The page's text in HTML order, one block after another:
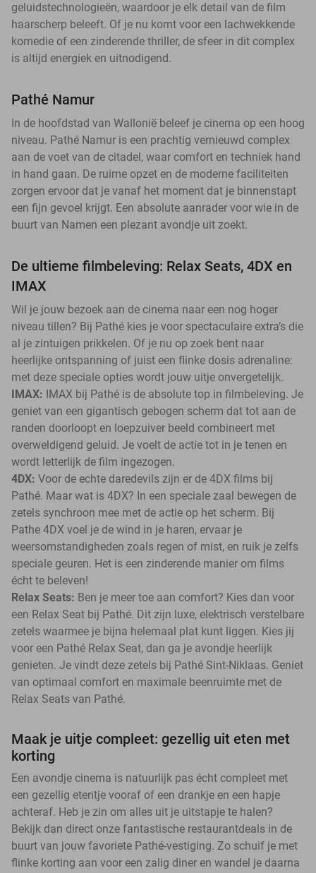
geluidstechnologieën, waardoor je elk detail van de film
haarscherp beleeft. Of je nu komt voor een lachwekkende
komedie of een zinderende thriller, de sfeer in dit complex
is altijd energiek en uitnodigend.
Pathé Namur
In de hoofdstad van Wallonië beleef je cinema op een hoog
niveau. Pathé Namur is een prachtig vernieuwd complex
aan de voet van de citadel, waar comfort en techniek hand
in hand gaan. De ruime opzet en de moderne faciliteiten
zorgen ervoor dat je vanaf het moment dat je binnenstapt
een fijn gevoel krijgt. Een absolute aanrader voor wie in de
buurt van Namen een plezant avondje uit zoekt.
De ultieme filmbeleving: Relax Seats, 4DX en
IMAX
Wil je jouw bezoek aan de cinema naar een nog hoger
niveau tillen? Bij Pathé kies je voor spectaculaire extra’s die
al je zintuigen prikkelen. Of je nu op zoek bent naar
heerlijke ontspanning of juist een flinke dosis adrenaline:
met deze speciale opties wordt jouw uitje onvergetelijk.
IMAX: IMAX bij Pathé is de absolute top in filmbeleving. Je
geniet van een gigantisch gebogen scherm dat tot aan de
randen doorloopt en loepzuiver beeld combineert met
overweldigend geluid. Je voelt de actie tot in je tenen en
wordt letterlijk de film ingezogen.
4DX: Voor de echte daredevils zijn er de 4DX films bij
Pathé. Maar wat is 4DX? In een speciale zaal bewegen de
zetels synchroon mee met de actie op het scherm. Bij
Pathe 4DX voel je de wind in je haren, ervaar je
weersomstandigheden zoals regen of mist, en ruik je zelfs
speciale geuren. Het is een zinderende manier om films
écht te beleven!
Relax Seats: Ben je meer toe aan comfort? Kies dan voor
een Relax Seat bij Pathé. Dit zijn luxe, elektrisch verstelbare
zetels waarmee je bijna helemaal plat kunt liggen. Kies jij
voor een Pathé Relax Seat, dan ga je avondje heerlijk
genieten. Je vindt deze zetels bij Pathé Sint-Niklaas. Geniet
van optimaal comfort en maximale beenruimte met de
Relax Seats van Pathé.
Maak je uitje compleet: gezellig uit eten met
korting
Een avondje cinema is natuurlijk pas écht compleet met
een gezellig etentje vooraf of een drankje en een hapje
achteraf. Heb je zin om alles uit je uitstapje te halen?
Bekijk dan direct onze fantastische restaurantdeals in de
buurt van jouw favoriete Pathé-vestiging. Zo schuif je met
flinke korting aan voor een zalig diner en wandel je daarna